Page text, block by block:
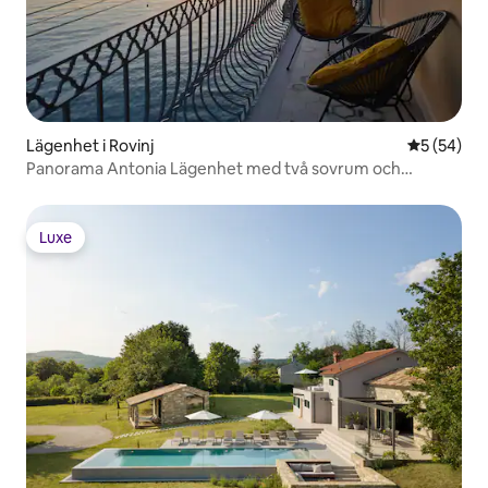
Lägenhet i Rovinj 5 av 5 i
5 (54)
Panorama Antonia Lägenhet med två sovrum och
Luxe
Luxe